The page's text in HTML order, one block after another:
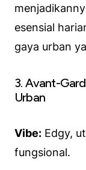
esensial
gaya urban
3. Avant-
Urban
Vibe: Edgy,
fungsional.